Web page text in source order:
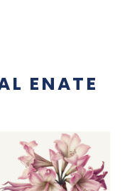
ENATE